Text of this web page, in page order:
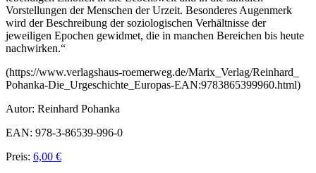
Vorstellungen der Menschen der Urzeit. Besonderes Augenmerk
wird der Beschreibung der soziologischen Verhältnisse der
jeweiligen Epochen gewidmet, die in manchen Bereichen bis heute
nachwirken.“
(https://www.verlagshaus-roemerweg.de/Marix_Verlag/Reinhard_
Pohanka-Die_Urgeschichte_Europas-EAN:9783865399960.html)
Autor: Reinhard Pohanka
EAN: 978-3-86539-996-0
Preis: 6,00 €